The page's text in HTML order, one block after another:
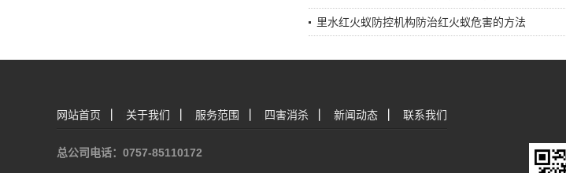
里水红火蚁防控机构防治红火蚁危害的方法
网站首页 关于我们 服务范围 四害消杀 新闻动态 联系我们
总公司电话：0757-85110172